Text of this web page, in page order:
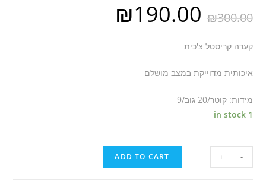
₪300.00
₪190.00
קערה קריסטל צ'כית
איכותית מדוייקת במצב מושלם
מידות: קוטר/20 גוב/9
1 in stock
-
+
ADD TO CART